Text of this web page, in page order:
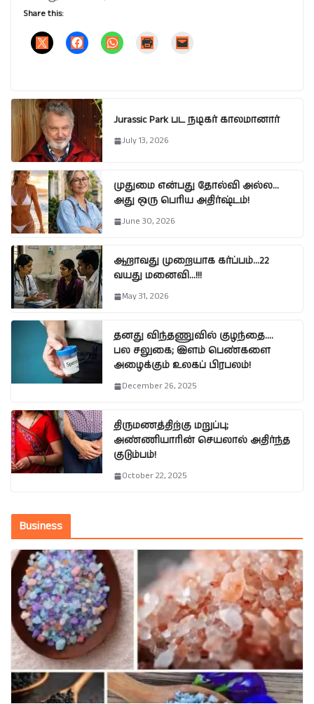
Share this:
Jurassic Park பட நடிகர் காலமானார்
July 13, 2026
முதுமை என்பது தோல்வி அல்ல…
அது ஒரு பெரிய அதிர்ஷ்டம்!
June 30, 2026
ஆறாவது முறையாக கர்ப்பம்…22
வயது மனைவி…!!!
May 31, 2026
தனது விந்தணுவில் குழந்தை….
பல சலுகை; இளம் பெண்களை
அழைக்கும் உலகப் பிரபலம்!
December 26, 2025
திருமணத்திற்கு மறுப்பு;
அண்ணியாரின் செயலால் அதிர்ந்த
குடும்பம்!
October 22, 2025
Business